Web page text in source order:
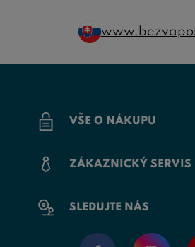
VŠE O NÁKUPU
ZÁKAZNICKÝ SERVIS
SLEDUJTE NÁS